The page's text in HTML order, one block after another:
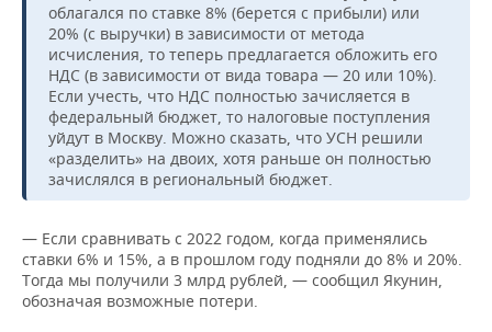
облагался по ставке 8% (берется с прибыли) или
20% (с выручки) в зависимости от метода
исчисления, то теперь предлагается обложить его
НДС (в зависимости от вида товара — 20 или 10%).
Если учесть, что НДС полностью зачисляется в
федеральный бюджет, то налоговые поступления
уйдут в Москву. Можно сказать, что УСН решили
«разделить» на двоих, хотя раньше он полностью
зачислялся в региональный бюджет.
— Если сравнивать с 2022 годом, когда применялись
ставки 6% и 15%, а в прошлом году подняли до 8% и 20%.
Тогда мы получили 3 млрд рублей, — сообщил Якунин,
обозначая возможные потери.